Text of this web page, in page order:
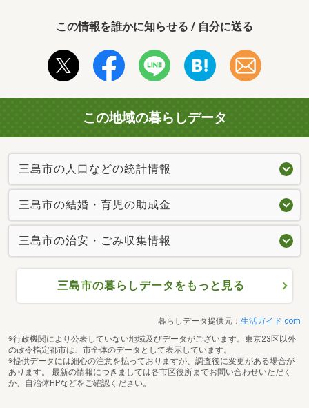
この情報を誰かに知らせる / 自分に送る
この地域の暮らしデータ
三島市の人口などの統計情報
三島市の結婚・育児の助成金
三島市の治安・ごみ収集情報
三島市の暮らしデータをもっと見る
暮らしデータ提供元： 生活ガイド.com
※行政機関により公表していない地域及びデータがございます。東京23区以外
の政令指定都市は、市全体のデータとして表示しています。
※提供データには細心の注意を払っておりますが、調査後に変更がある場合が
あります。 最新の情報につきましては各市区役所までお問い合わせいただく
か、自治体HPなどをご確認ください。